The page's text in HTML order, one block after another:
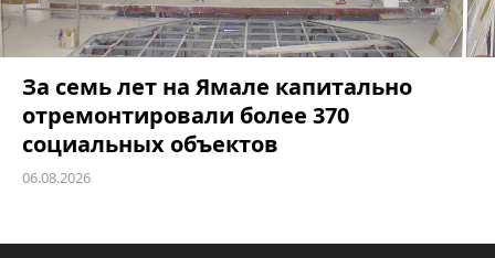
За семь лет на Ямале капитально
отремонтировали более 370
социальных объектов
06.08.2026